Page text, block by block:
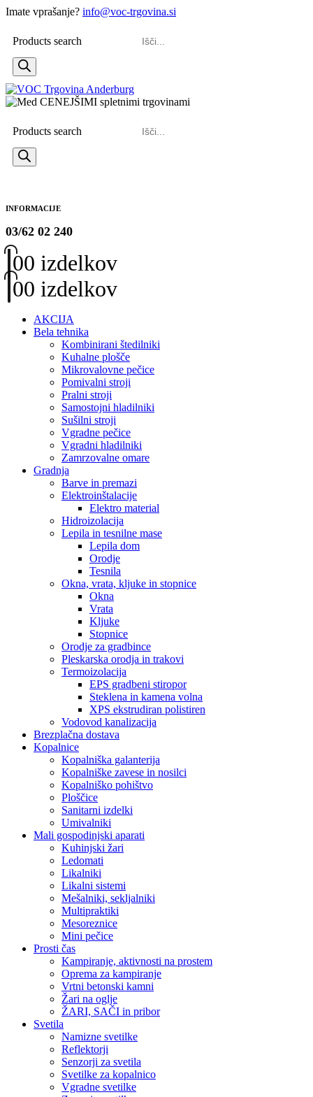
Imate vprašanje? info@voc-trgovina.si
Products search
Products search
INFORMACIJE
03/62 02 240
00 izdelkov
00 izdelkov
AKCIJA
Bela tehnika
Kombinirani štedilniki
Kuhalne plošče
Mikrovalovne pečice
Pomivalni stroji
Pralni stroji
Samostojni hladilniki
Sušilni stroji
Vgradne pečice
Vgradni hladilniki
Zamrzovalne omare
Gradnja
Barve in premazi
Elektroinštalacije
Elektro material
Hidroizolacija
Lepila in tesnilne mase
Lepila dom
Orodje
Tesnila
Okna, vrata, kljuke in stopnice
Okna
Vrata
Kljuke
Stopnice
Orodje za gradbince
Pleskarska orodja in trakovi
Termoizolacija
EPS gradbeni stiropor
Steklena in kamena volna
XPS ekstrudiran polistiren
Vodovod kanalizacija
Brezplačna dostava
Kopalnice
Kopalniška galanterija
Kopalniške zavese in nosilci
Kopalniško pohištvo
Ploščice
Sanitarni izdelki
Umivalniki
Mali gospodinjski aparati
Kuhinjski žari
Ledomati
Likalniki
Likalni sistemi
Mešalniki, sekljalniki
Multipraktiki
Mesoreznice
Mini pečice
Prosti čas
Kampiranje, aktivnosti na prostem
Oprema za kampiranje
Vrtni betonski kamni
Žari na oglje
ŽARI, SAČI in pribor
Svetila
Namizne svetilke
Reflektorji
Senzorji za svetila
Svetilke za kopalnico
Vgradne svetilke